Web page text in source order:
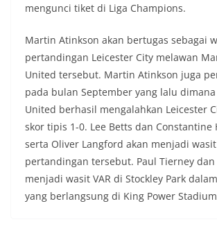
mengunci tiket di Liga Champions.
Martin Atinkson akan bertugas sebagai
pertandingan Leicester City melawan
United tersebut. Martin Atinkson juga
pada bulan September yang lalu
United berhasil mengalahkan Leicester
skor tipis 1-0. Lee Betts dan Constantine
serta Oliver Langford akan menjadi
pertandingan tersebut. Paul Tierney
menjadi wasit VAR di Stockley Park
yang berlangsung di King Power